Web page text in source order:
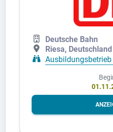
Deutsche Bahn
Riesa, Deutschland
Ausbildungsbetrieb